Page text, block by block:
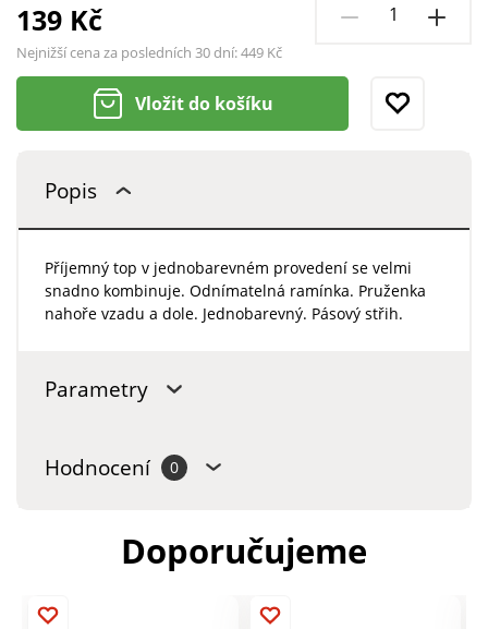
139 Kč
Nejnižší cena za posledních 30 dní:449 Kč
Vložit do košíku
Popis
Příjemný top v jednobarevném provedení se velmi
snadno kombinuje. Odnímatelná ramínka. Pruženka
nahoře vzadu a dole. Jednobarevný. Pásový střih.
Parametry
Hodnocení 0
Doporučujeme